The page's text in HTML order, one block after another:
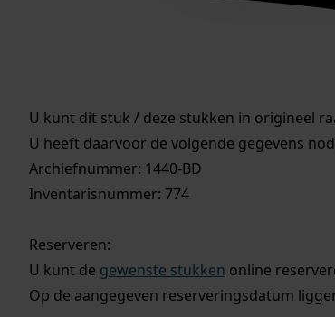
U kunt dit stuk / deze stukken in origineel
U heeft daarvoor de volgende gegevens
Archiefnummer: 1440-BD
Inventarisnummer: 774
Reserveren:
U kunt de gewenste stukken online
Op de aangegeven reserveringsdatum